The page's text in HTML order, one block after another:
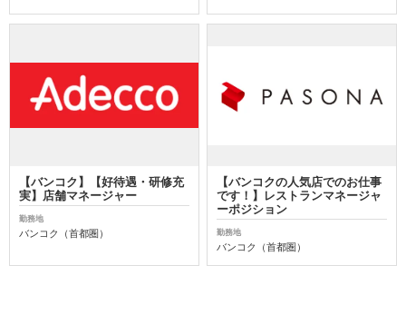
【バンコク】【好待遇・研修充
実】店舗マネージャー
勤務地
バンコク（首都圏）
【バンコクの人気店でのお仕事
です！】レストランマネージャ
ーポジション
勤務地
バンコク（首都圏）